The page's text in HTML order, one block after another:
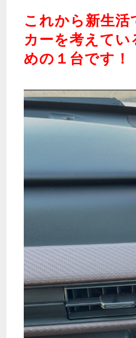
これから新生活
カーを考えて
めの１台です！